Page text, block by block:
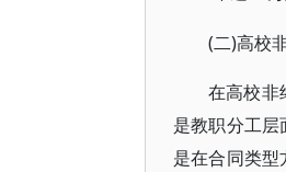
(二)高校
在高校非
是教职分工层
是在合同类型